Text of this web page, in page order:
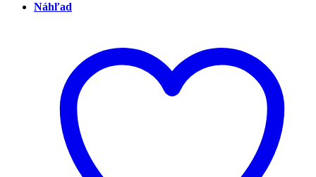
Náhľad